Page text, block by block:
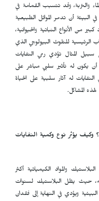
والتربة، وقد تتسبب القمامة في
البيئة أن تدمر الموائل الطبيعية
من الأنواع النباتية والحيوانية،
الرئيسية للتلوث البيولوجي الذي
المثال تؤدي رمي النفايات
أن يكون له تأثير سلبي مباشر على
له آثار سلبية على الحياة
المشاكل.
وكيف يؤثر نوع وكمية النفايات
والمواد الكيميائية أكثر
حيث يظل البلاستيك لسنوات
ويؤدي في النهاية إلى فقدان